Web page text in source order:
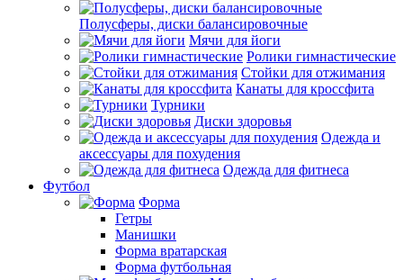
Полусферы, диски балансировочные
Мячи для йоги
Ролики гимнастические
Стойки для отжимания
Канаты для кроссфита
Турники
Диски здоровья
Одежда и
аксессуары для похудения
Одежда для фитнеса
Футбол
Форма
Гетры
Манишки
Форма вратарская
Форма футбольная